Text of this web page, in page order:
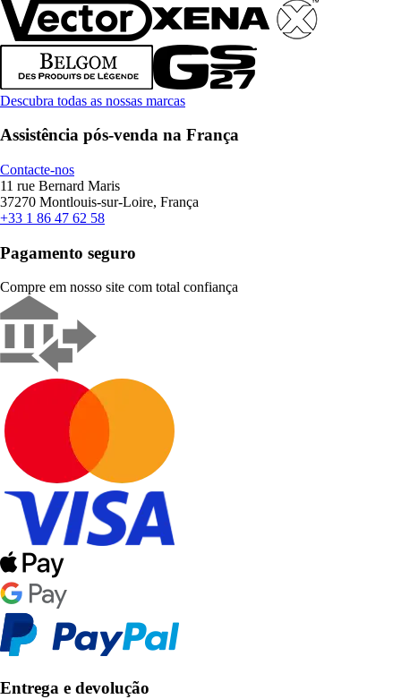
Descubra todas as nossas marcas
Assistência pós-venda na França
Contacte-nos
11 rue Bernard Maris
37270 Montlouis-sur-Loire, França
+33 1 86 47 62 58
Pagamento seguro
Compre em nosso site com total confiança
Entrega e devolução